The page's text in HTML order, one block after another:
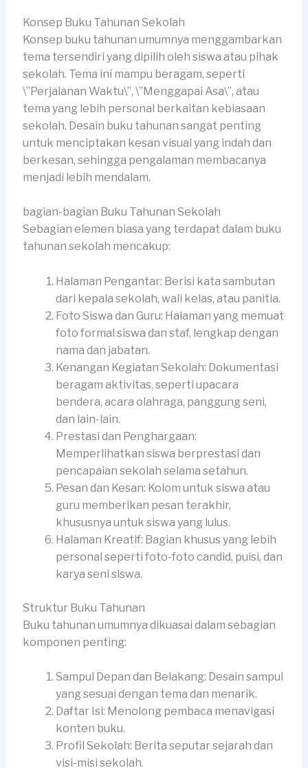
Konsep Buku Tahunan Sekolah
Konsep buku tahunan umumnya menggambarkan
tema tersendiri yang dipilih oleh siswa atau pihak
sekolah. Tema ini mampu beragam, seperti
\”Perjalanan Waktu\”, \”Menggapai Asa\”, atau
tema yang lebih personal berkaitan kebiasaan
sekolah. Desain buku tahunan sangat penting
untuk menciptakan kesan visual yang indah dan
berkesan, sehingga pengalaman membacanya
menjadi lebih mendalam.
bagian-bagian Buku Tahunan Sekolah
Sebagian elemen biasa yang terdapat dalam buku
tahunan sekolah mencakup:
Halaman Pengantar: Berisi kata sambutan
dari kepala sekolah, wali kelas, atau panitia.
Foto Siswa dan Guru: Halaman yang memuat
foto formal siswa dan staf, lengkap dengan
nama dan jabatan.
Kenangan Kegiatan Sekolah: Dokumentasi
beragam aktivitas, seperti upacara
bendera, acara olahraga, panggung seni,
dan lain-lain.
Prestasi dan Penghargaan:
Memperlihatkan siswa berprestasi dan
pencapaian sekolah selama setahun.
Pesan dan Kesan: Kolom untuk siswa atau
guru memberikan pesan terakhir,
khususnya untuk siswa yang lulus.
Halaman Kreatif: Bagian khusus yang lebih
personal seperti foto-foto candid, puisi, dan
karya seni siswa.
Struktur Buku Tahunan
Buku tahunan umumnya dikuasai dalam sebagian
komponen penting:
Sampul Depan dan Belakang: Desain sampul
yang sesuai dengan tema dan menarik.
Daftar Isi: Menolong pembaca menavigasi
konten buku.
Profil Sekolah: Berita seputar sejarah dan
visi-misi sekolah.